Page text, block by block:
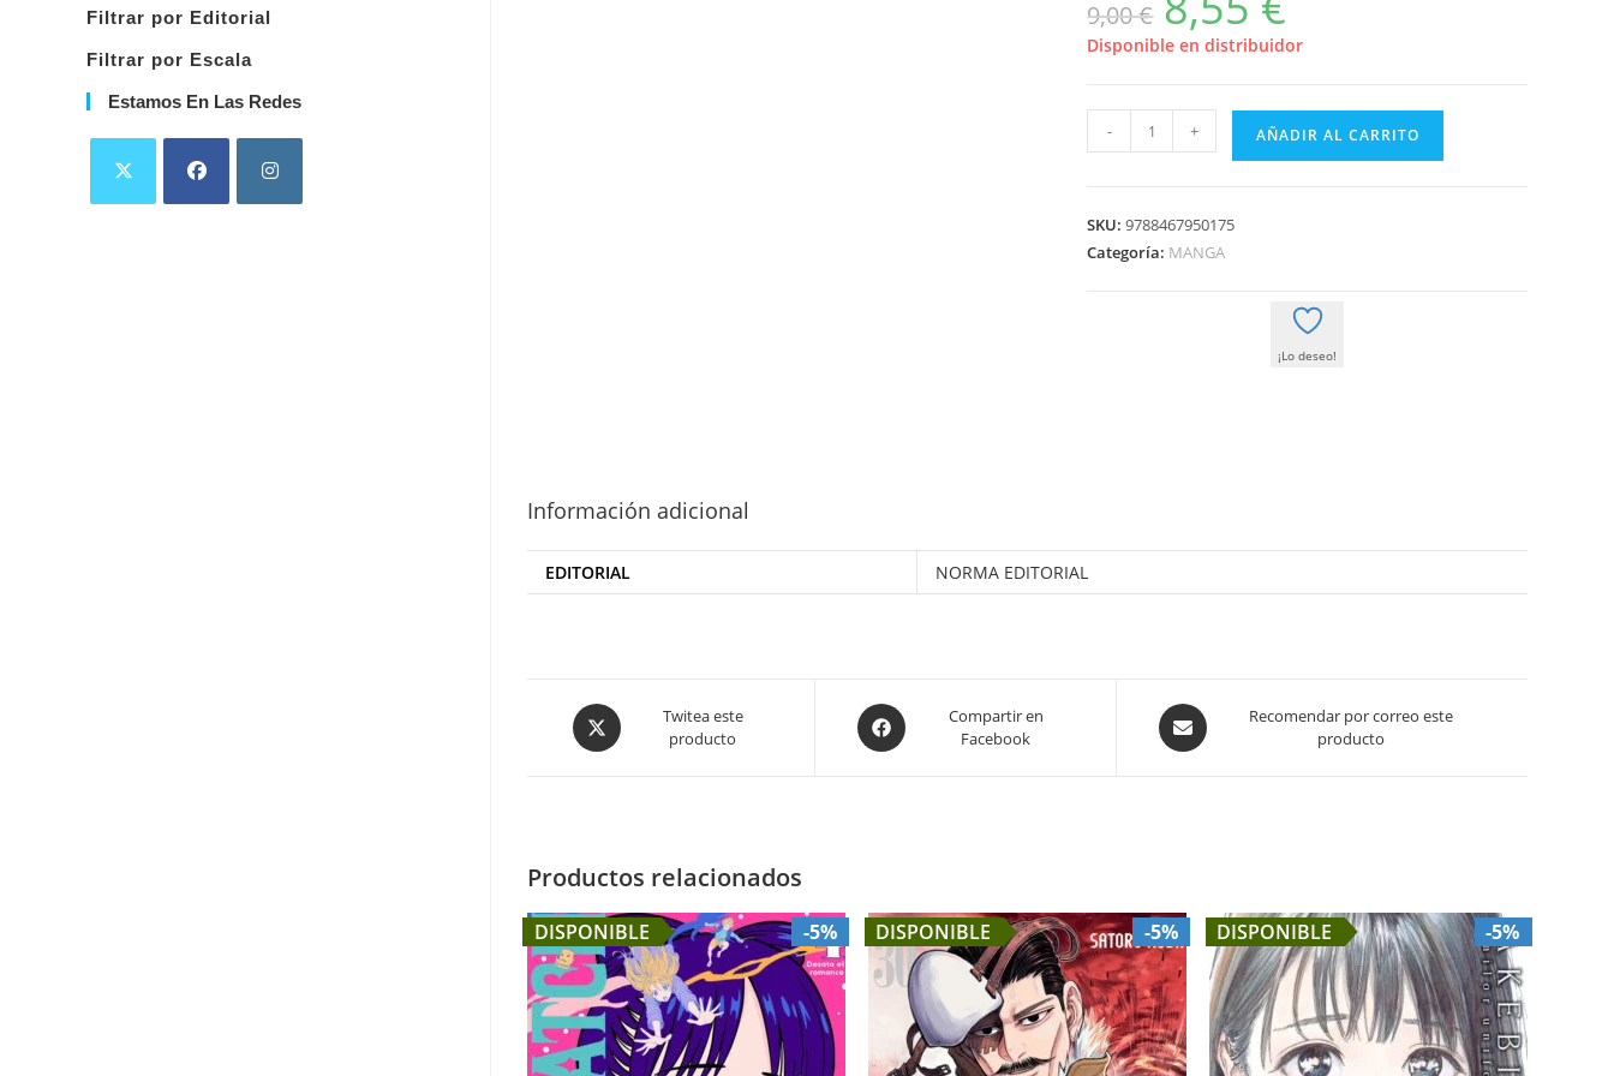
9,00€ precio
original
era: es:
Disponible en distribuidor
STAR
20
- + AÑADIR AL CARRITO
SKU:9788467950175
Categoría: MANGA
¡Lo deseo!
Información adicional
EDITORIAL NORMA EDITORIAL
Opens
in
Twitea este
producto
Opens
in
Compartir en
Facebook
Opens
in
Recomendar por correo este
producto
Productos relacionados
DISPONIBLE -5% DISPONIBLE -5% DISPONIBLE -5%
Filtrar por Editorial
Filtrar por Escala
Estamos En Las Redes